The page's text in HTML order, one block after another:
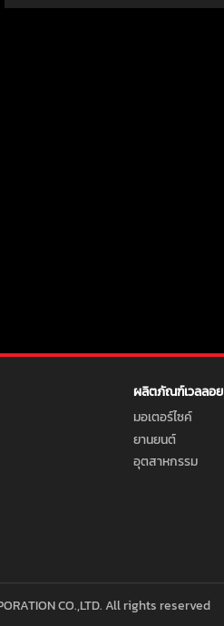
ผลิตภัณฑ์เวลลอย
มอเตอร์ไซค์
ยานยนต์
อุตสาหกรรม
CO.,LTD. All rights reserved